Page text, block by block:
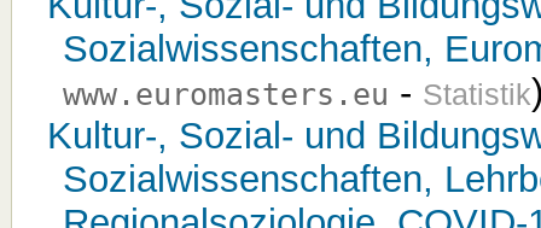
Sozialwissenschaften,
www.euromasters.eu - Statistik
Kultur-, Sozial- und
Sozialwissenschaften,